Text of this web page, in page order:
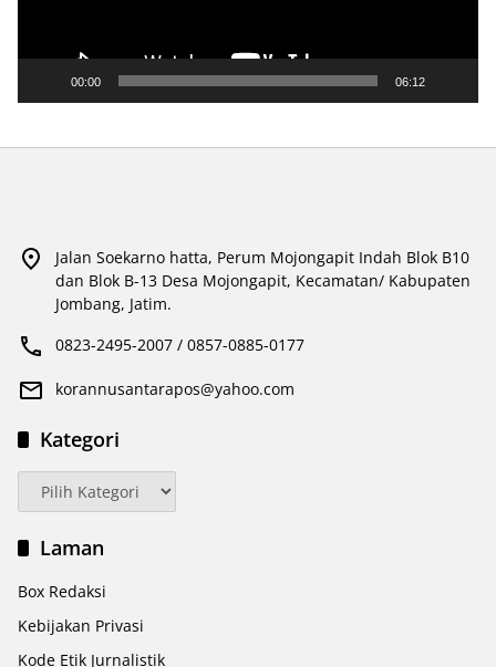
00:00 06:12
Jalan Soekarno hatta, Perum Mojongapit Indah Blok B10
dan Blok B-13 Desa Mojongapit, Kecamatan/ Kabupaten
Jombang, Jatim.
0823-2495-2007 / 0857-0885-0177
korannusantarapos@yahoo.com
Kategori
Kategori
Laman
Box Redaksi
Kebijakan Privasi
Kode Etik Jurnalistik